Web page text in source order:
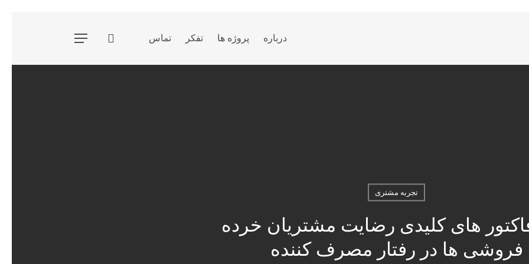
درباره پروژه ها تفکر تماس جستجو
فهرست
تجربه مشتری
فاکتور های کلیدی رضایت مشتریان خرده
فروشی ها در رفتار مصرف کننده